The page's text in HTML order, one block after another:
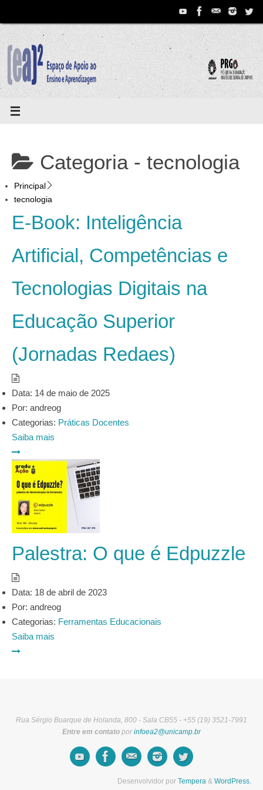
conteúdo
Categoria - tecnologia
Principal
tecnologia
E-Book: Inteligência
Artificial, Competências e
Tecnologias Digitais na
Educação Superior
(Jornadas Redaes)
Data: 14 de maio de 2025
Por: andreog
Categorias: Práticas Docentes
Saiba mais
Palestra: O que é Edpuzzle
Data: 18 de abril de 2023
Por: andreog
Categorias: Ferramentas Educacionais
Saiba mais
Rua Sérgio Buarque de Holanda, 800 - Sala CB55 - +55 (19) 3521-7991
Entre em contato por infoea2@unicamp.br
Desenvolvidor por Tempera & WordPress.